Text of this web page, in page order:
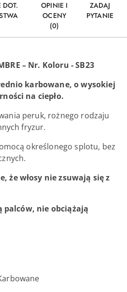
DOT.
OPINIE I
OCENY
(0)
ZADAJ
PYTANIE
– Nr. Koloru - SB23
karbowane, o wysokiej
na ciepło.
peruk, rożnego rodzaju
fryzur.
określonego splotu, bez
że włosy nie zsuwają się z
palców, nie obciążają